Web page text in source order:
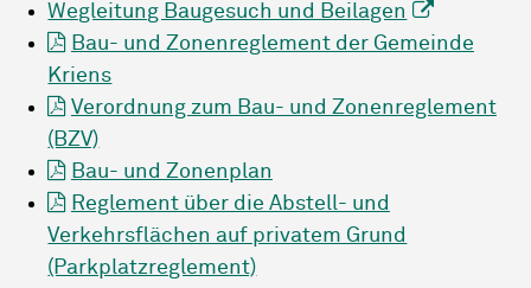
Wegleitung Baugesuch und Beilagen
Bau- und Zonenreglement der Gemeinde
Kriens
Verordnung zum Bau- und Zonenreglement
(BZV)
Bau- und Zonenplan
Reglement über die Abstell- und
Verkehrsflächen auf privatem Grund
(Parkplatzreglement)